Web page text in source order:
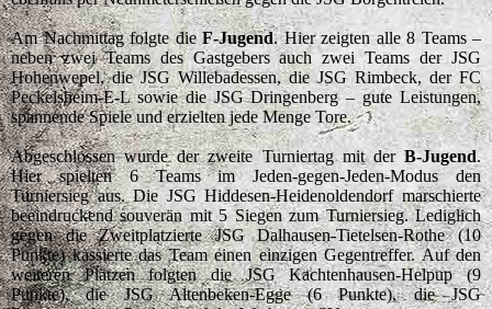
Am Nachmittag folgte die F-Jugend. Hier zeigten alle 8 Teams –
neben zwei Teams des Gastgebers auch zwei Teams der JSG
Hohenwepel, die JSG Willebadessen, die JSG Rimbeck, der FC
Peckelsheim-E-L sowie die JSG Dringenberg – gute Leistungen,
spannende Spiele und erzielten jede Menge Tore.
Abgeschlossen wurde der zweite Turniertag mit derB-Jugend.
Hier spielten 6 Teams im Jeden-gegen-Jeden-Modus den
Turniersieg aus. Die JSG Hiddesen-Heidenoldendorf marschierte
beeindruckend souverän mit 5 Siegen zum Turniersieg. Lediglich
gegen die Zweitplatzierte JSG Dalhausen-Tietelsen-Rothe (10
Punkte) kassierte das Team einen einzigen Gegentreffer. Auf den
weiteren Plätzen folgten die JSG Kachtenhausen-Helpup (9
Punkte), die JSG Altenbeken-Egge (6 Punkte), die JSG